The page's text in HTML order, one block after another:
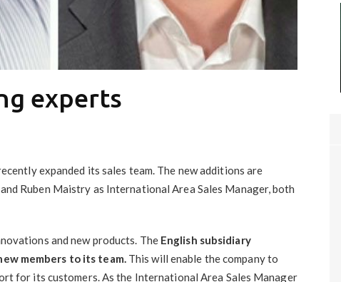
experts
expanded its sales team. The new additions are
Ruben Maistry as International Area Sales Manager, both
and new products. The English subsidiary
members to its team.This will enable the company to
for its customers. As the International Area Sales Manager